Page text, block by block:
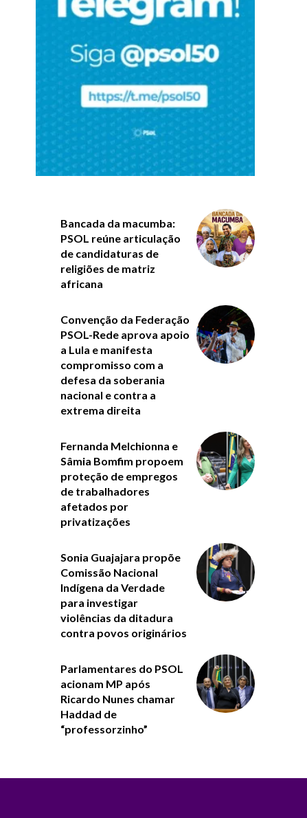
Bancada da macumba:
PSOL reúne articulação
de candidaturas de
religiões de matriz
africana
Convenção da Federação
PSOL-Rede aprova apoio
a Lula e manifesta
compromisso com a
defesa da soberania
nacional e contra a
extrema direita
Fernanda Melchionna e
Sâmia Bomfim propoem
proteção de empregos
de trabalhadores
afetados por
privatizações
Sonia Guajajara propõe
Comissão Nacional
Indígena da Verdade
para investigar
violências da ditadura
contra povos originários
Parlamentares do PSOL
acionam MP após
Ricardo Nunes chamar
Haddad de
“professorzinho”